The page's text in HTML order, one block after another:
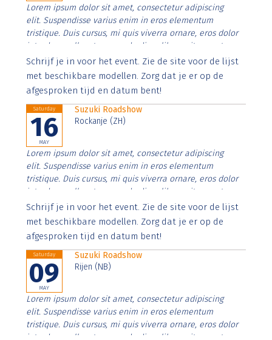
Lorem ipsum dolor sit amet, consectetur adipiscing
elit. Suspendisse varius enim in eros elementum
tristique. Duis cursus, mi quis viverra ornare, eros dolor
interdum nulla, ut commodo diam libero vitae erat.
Aenean faucibus nibh et justo cursus id rutrum lorem
imperdiet. Nunc ut sem vitae risus tristique posuere.
Schrijf je in voor het event. Zie de site voor de lijst
met beschikbare modellen. Zorg dat je er op de
afgesproken tijd en datum bent!
Saturday
16
MAY
Suzuki Roadshow
Rockanje (ZH)
Lorem ipsum dolor sit amet, consectetur adipiscing
elit. Suspendisse varius enim in eros elementum
tristique. Duis cursus, mi quis viverra ornare, eros dolor
interdum nulla, ut commodo diam libero vitae erat.
Aenean faucibus nibh et justo cursus id rutrum lorem
imperdiet. Nunc ut sem vitae risus tristique posuere.
Schrijf je in voor het event. Zie de site voor de lijst
met beschikbare modellen. Zorg dat je er op de
afgesproken tijd en datum bent!
Saturday
09
MAY
Suzuki Roadshow
Rijen (NB)
Lorem ipsum dolor sit amet, consectetur adipiscing
elit. Suspendisse varius enim in eros elementum
tristique. Duis cursus, mi quis viverra ornare, eros dolor
interdum nulla, ut commodo diam libero vitae erat.